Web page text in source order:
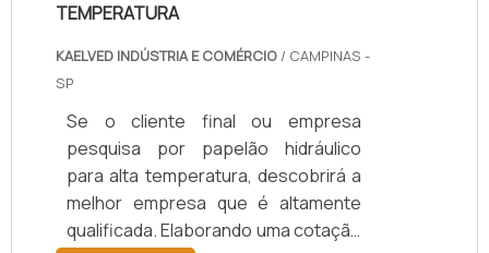
TEMPERATURA
KAELVED INDÚSTRIA E COMÉRCIO / CAMPINAS -
SP
Se o cliente final ou empresa
pesquisa por papelão hidráulico
para alta temperatura, descobrirá a
melhor empresa que é altamente
qualificada. Elaborando uma cotação